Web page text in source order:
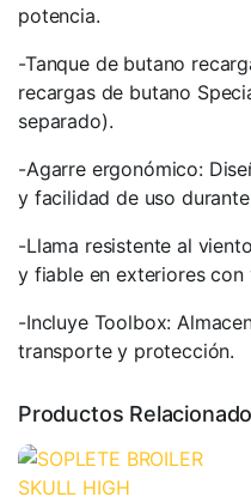
potencia.
-Tanque de butano
recargas de butano
separado).
-Agarre ergonómico:
y facilidad de uso
-Llama resistente al
y fiable en exteriores
-Incluye Toolbox:
transporte y protección.
Productos